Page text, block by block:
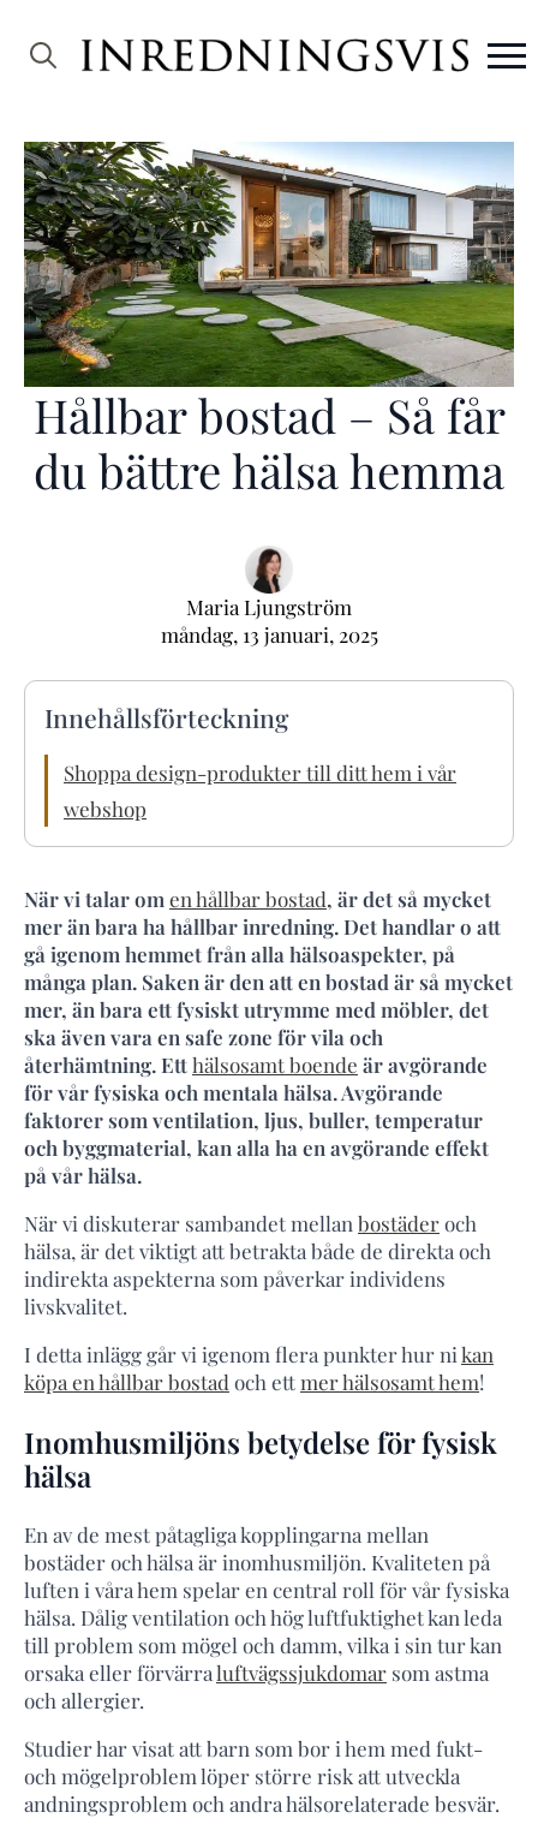
Hållbar bostad – Så får
du bättre hälsa hemma
Maria Ljungström
måndag, 13 januari, 2025
Innehållsförteckning
Shoppa design-produkter till ditt hem i vår
webshop
När vi talar om en hållbar bostad, är det så mycket
mer än bara ha hållbar inredning. Det handlar o att
gå igenom hemmet från alla hälsoaspekter, på
många plan. Saken är den att en bostad är så mycket
mer, än bara ett fysiskt utrymme med möbler, det
ska även vara en safe zone för vila och
återhämtning. Etthälsosamt boende är avgörande
för vår fysiska och mentala hälsa. Avgörande
faktorer som ventilation, ljus, buller, temperatur
och byggmaterial, kan alla ha en avgörande effekt
på vår hälsa.
När vi diskuterar sambandet mellan bostäderoch
hälsa, är det viktigt att betrakta både de direkta och
indirekta aspekterna som påverkar individens
livskvalitet.
I detta inlägg går vi igenom flera punkter hur nikan
köpa en hållbar bostad och ettmer hälsosamt hem!
Inomhusmiljöns betydelse för fysisk
hälsa
En av de mest påtagliga kopplingarna mellan
bostäder och hälsa är inomhusmiljön. Kvaliteten på
luften i våra hem spelar en central roll för vår fysiska
hälsa. Dålig ventilation och hög luftfuktighet kan leda
till problem som mögel och damm, vilka i sin tur kan
orsaka eller förvärraluftvägssjukdomar som astma
och allergier.
Studier har visat att barn som bor i hem med fukt-
och mögelproblem löper större risk att utveckla
andningsproblem och andra hälsorelaterade besvär.